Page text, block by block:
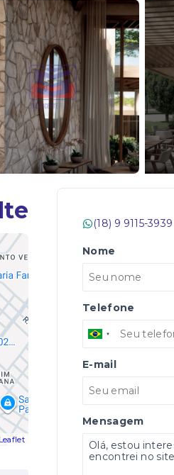
Leaflet
(18) 9 9115-3939
Nome
Telefone
E-mail
Mensagem